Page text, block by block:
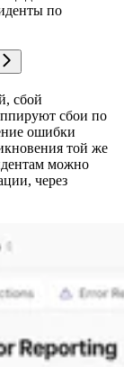
по
сбой
сбои по
ошибки
той же
можно
через